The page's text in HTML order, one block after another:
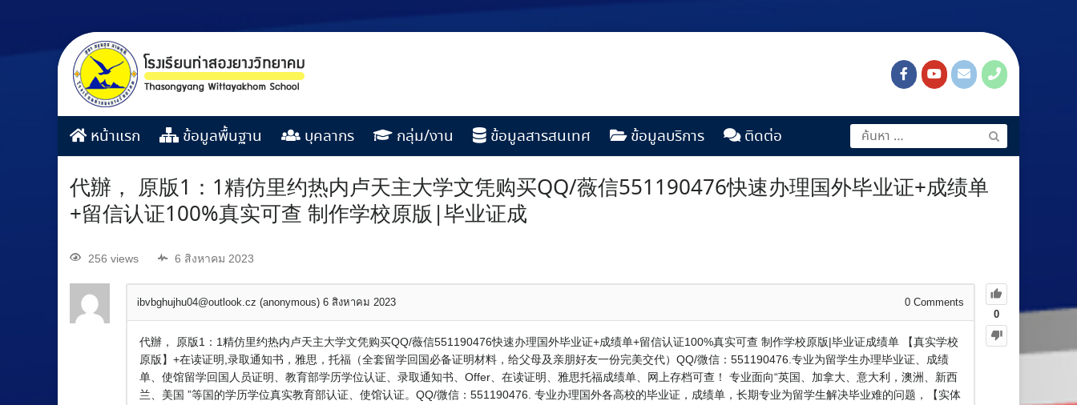
หน้าแรก ข้อมูลพื้นฐาน บุคลากร กลุ่ม/งาน ข้อมูลสารสนเทศ ข้อมูลบริการ ติดต่อ
代辦， 原版1：1精仿里约热内卢天主大学文凭购买QQ/薇信551190476快速办理国外毕业证+成绩单
+留信认证100%真实可查 制作学校原版|毕业证成
256 views 6 สิงหาคม 2023
0
ibvbghujhu04@outlook.cz (anonymous) 6 สิงหาคม 2023 0 Comments
代辦， 原版1：1精仿里约热内卢天主大学文凭购买QQ/薇信551190476快速办理国外毕业证+成绩单+留信认证100%真实可查 制作学校原版|毕业证成绩单 【真实学校
原版】+在读证明,录取通知书，雅思，托福（全套留学回国必备证明材料，给父母及亲朋好友一份完美交代）QQ/微信：551190476.专业为留学生办理毕业证、成绩
单、使馆留学回国人员证明、教育部学历学位认证、录取通知书、Offer、在读证明、雅思托福成绩单、网上存档可查！ 专业面向“英国、加拿大、意大利，澳洲、新西
兰、美国 ”等国的学历学位真实教育部认证、使馆认证。QQ/微信：551190476. 专业办理国外各高校的毕业证，成绩单，长期专业为留学生解决毕业难的问题，【实体